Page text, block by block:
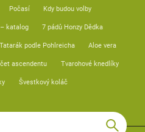
Počasí Kdy budou volby
katalog 7 pádů Honzy Dědka
Tatarák podle Pohlreicha Aloe vera
ascendentu Tvarohové knedlíky
Švestkový koláč